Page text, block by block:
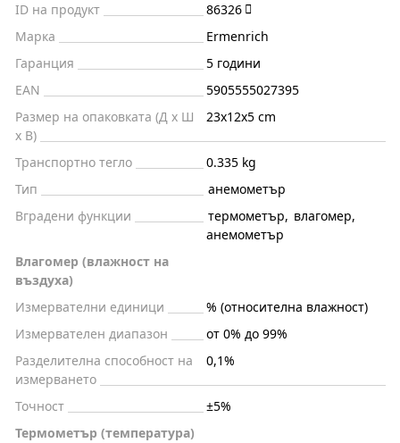
ID на продукт
86326
Марка
Ermenrich
Гаранция
5 години
EAN
5905555027395
Размер на опаковката (Д x Ш
x В)
23x12x5 cm
Транспортно тегло
0.335 kg
Тип
анемометър
Вградени функции
термометър, влагомер,
анемометър
Влагомер (влажност на
въздуха)
Измервателни единици
% (относителна влажност)
Измервателен диапазон
от 0% до 99%
Разделителна способност на
измерването
0,1%
Точност
±5%
Термометър (температура)